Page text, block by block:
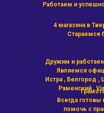
Работаем и
4 магазина в
Стараемся
Дружим и
Являемся
Истра , Белгород ,
Раменский ,
Всегда готовы
помочь с